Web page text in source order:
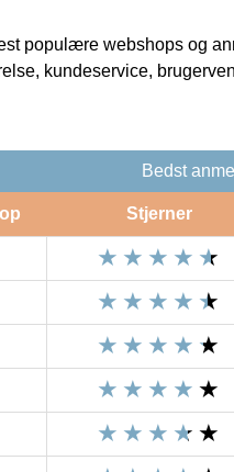
populære webshops og
kundeservice,
Bedst
Stjerner